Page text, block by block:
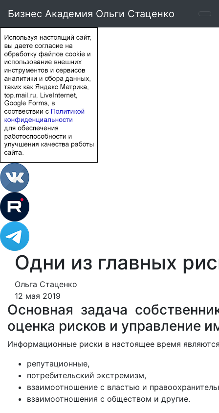
Бизнес Академия Ольги Стаценко
Одни из главных
Ольга Стаценко
12 мая 2019
Основная задача
оценка рисков и управление
Информационные риски в настоящее время
репутационные,
потребительский экстремизм,
взаимоотношение с властью и
взаимоотношения с обществом и другие.